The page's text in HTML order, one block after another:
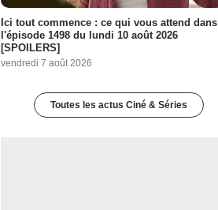
Ici tout commence : ce qui vous attend dans
l'épisode 1498 du lundi 10 août 2026
[SPOILERS]
vendredi 7 août 2026
Toutes les actus Ciné & Séries